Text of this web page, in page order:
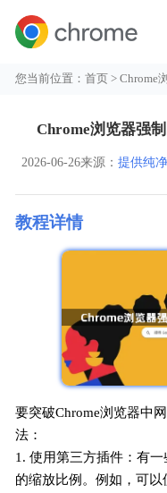
您当前位置：首页 > Chrome
Chrome浏览器强
2026-06-26来源： 提供纯
教程详情
要突破Chrome浏览器中
法：
1. 使用第三方插件：有
的缩放比例。例如，可以